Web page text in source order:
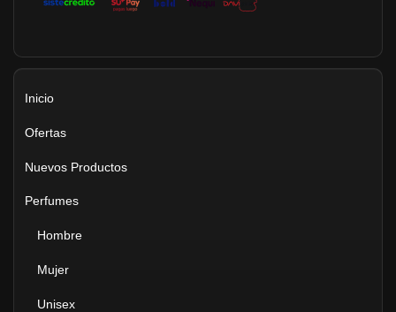
Inicio
Ofertas
Nuevos Productos
Perfumes
Hombre
Mujer
Unisex